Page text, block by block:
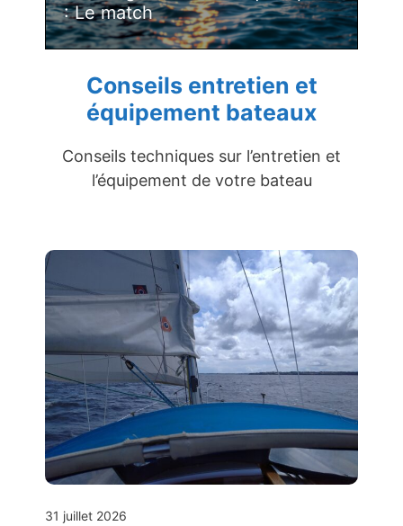
: Le match
Conseils entretien et
équipement bateaux
Conseils techniques sur l’entretien et
l’équipement de votre bateau
31 juillet 2026